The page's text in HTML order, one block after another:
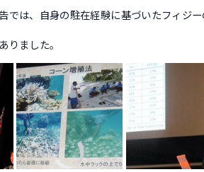
では、自身の駐在経験に基づいたフィジー
りました。